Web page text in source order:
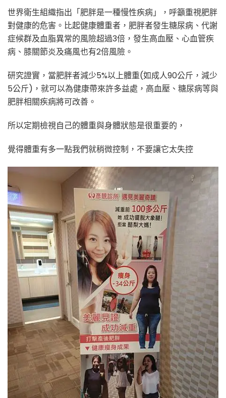
世界衛生組織指出「肥胖是一種慢性疾病」，呼籲重視肥胖
對健康的危害。比起健康體重者，肥胖者發生糖尿病、代謝
症候群及血脂異常的風險超過3倍，發生高血壓、心血管疾
病、膝關節炎及痛風也有2倍風險。
研究證實，當肥胖者減少5%以上體重(如成人90公斤，減少
5公斤)，就可以為健康帶來許多益處，高血壓、糖尿病等與
肥胖相關疾病將可改善。
所以定期檢視自己的體重與身體狀態是很重要的，
覺得體重有多一點我們就稍微控制，不要讓它太失控